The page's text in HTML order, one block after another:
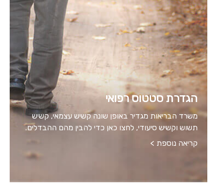
הגדרת סטטוס רפואי
משרד הבריאות מגדיר באופן שונה קשיש עצמאי, קשיש
תשוש וקשיש סיעודי, לחצו כאן כדי להבין מהם ההבדלים.
קריאה נוספת >